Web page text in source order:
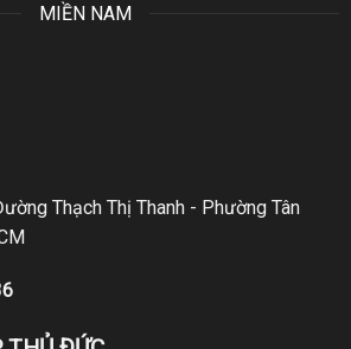
MIỀN NAM
Thạch Thị Thanh - Phường Tân